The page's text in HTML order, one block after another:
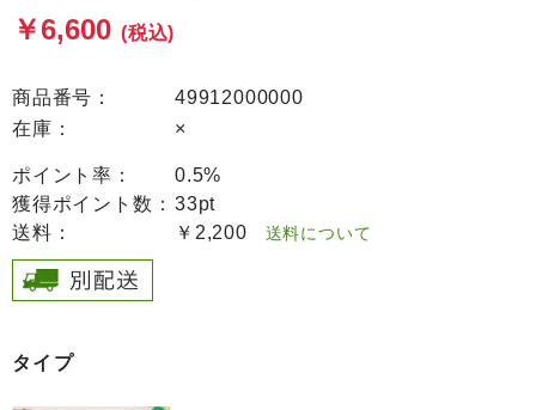
￥6,600 (税込)
商品番号：
49912000000
在庫：
×
ポイント率：
0.5%
獲得ポイント数： 33pt
送料：
￥2,200 送料について
タイプ